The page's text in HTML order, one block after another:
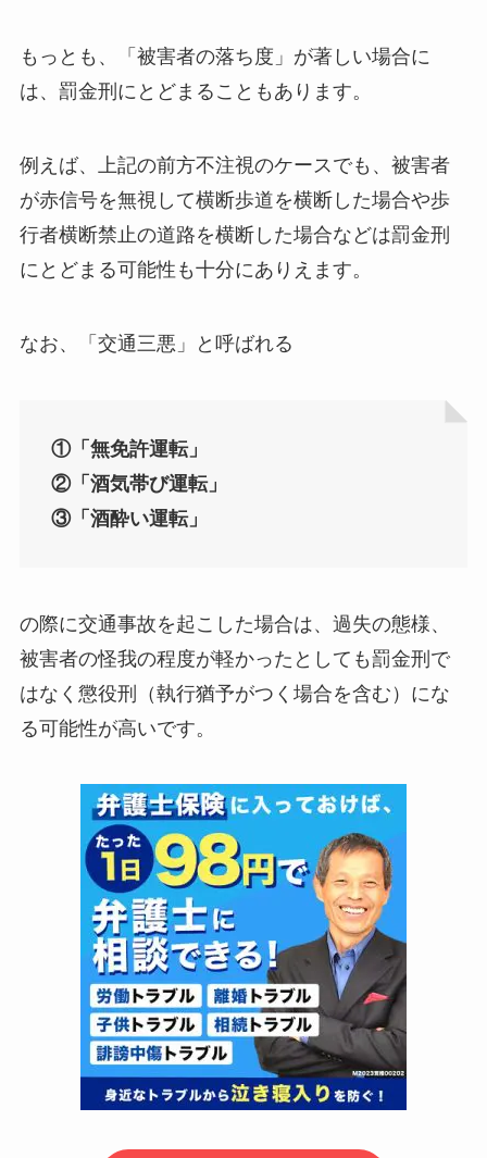
もっとも、「被害者の落ち度」が著しい場合に
は、罰金刑にとどまることもあります。
例えば、上記の前方不注視のケースでも、被害者
が赤信号を無視して横断歩道を横断した場合や歩
行者横断禁止の道路を横断した場合などは罰金刑
にとどまる可能性も十分にありえます。
なお、「交通三悪」と呼ばれる
①「無免許運転」
②「酒気帯び運転」
③「酒酔い運転」
の際に交通事故を起こした場合は、過失の態様、
被害者の怪我の程度が軽かったとしても罰金刑で
はなく懲役刑（執行猶予がつく場合を含む）にな
る可能性が高いです。